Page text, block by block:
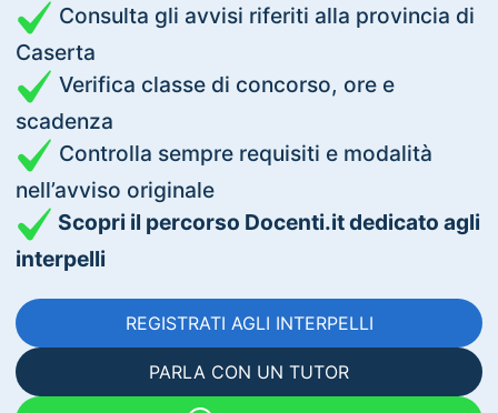
Consulta gli avvisi riferiti alla provincia di
Caserta
Verifica classe di concorso, ore e
scadenza
Controlla sempre requisiti e modalità
nell’avviso originale
Scopri il percorso Docenti.it dedicato agli
interpelli
REGISTRATI AGLI INTERPELLI
PARLA CON UN TUTOR